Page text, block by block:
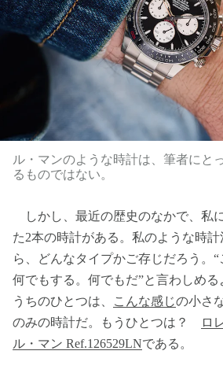
ル・マンのような時計は、筆者にと
るものではない。
しかし、最近の歴史のなかで、私
た2本の時計がある。私のような時
ら、どんなタイプかご存じだろう。
何でもする。何でもだ”と言わしめ
うちのひとつは、
こんな感じの小さ
のみの時計だ。もうひとつは？
ロ
ル・マン Ref.126529LNである。